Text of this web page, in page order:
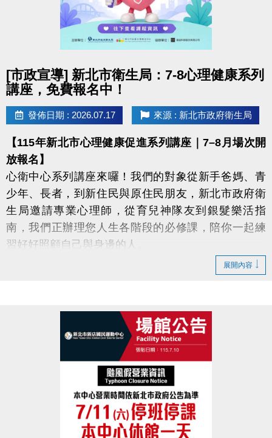
[市政宣導] 新北市衛生局：7-8心理健康系列
講座，免費報名中！
發佈日期 : 2026.07.17 來源 : 新北市政府衛生局
【115年新北市心理健康促進系列講座｜7–8月場次開
放報名】
心衛中心系列講座來囉！我們的對象從新手爸媽、青
少年、長者，到新住民與原住民朋友，新北市政府衛
生局邀請專業心理師，從育兒神隊友到銀髮樂活指
南，我們正辦理您人生各階段的必修課，陪你一起練
習好好照顧自己與身邊的人。
三峽、貢寮、蘆洲、新莊、樹林、汐止等地
►完整場次時間地點等相關資訊，歡迎查閱新北市衛
https://forms.gle/F5btZG1F8UzFPjH48
活動洽詢：黃先生 0916-234-164
主辦單位：新北市政府衛生局、新北市社區心理衛生
展開內容